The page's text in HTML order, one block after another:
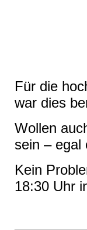
Für die
war dies
Wollen
sein – egal
Kein
18:30 Uhr